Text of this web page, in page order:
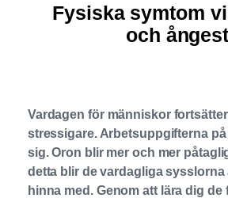
Fysiska symtom
och ångest
Vardagen för människor
stressigare. Arbetsuppgifterna
sig. Oron blir mer och mer
detta blir de vardagliga sysslorna
hinna med. Genom att lära dig